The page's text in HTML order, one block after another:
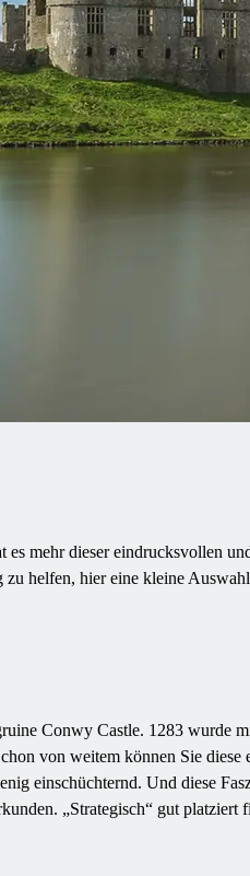
mehr dieser eindrucksvollen
helfen, hier eine kleine
Conwy Castle. 1283 wurde
von weitem können Sie
einschüchternd. Und diese
„Strategisch“ gut